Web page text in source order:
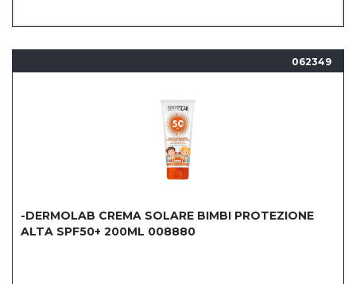
062349
-DERMOLAB CREMA SOLARE BIMBI PROTEZIONE
ALTA SPF50+ 200ML 008880